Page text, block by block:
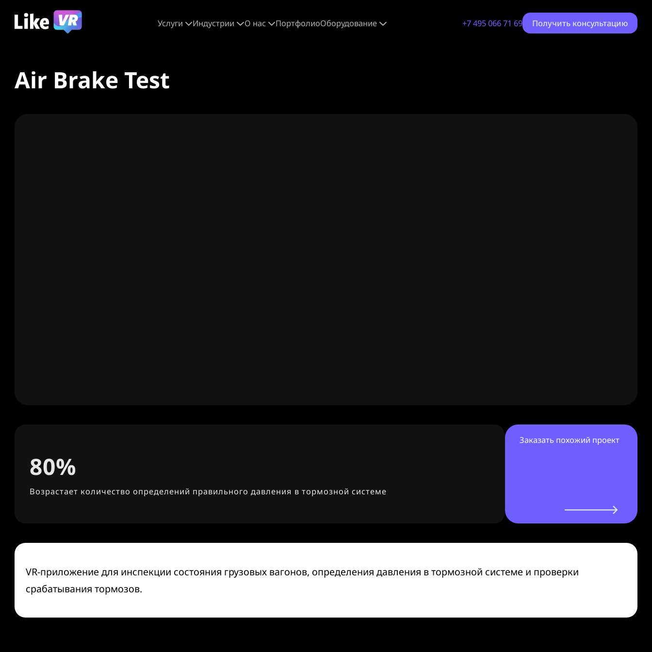
Услуги Индустрии О нас ПортфолиоОборудование +7 495 066 71 69 Получить консультацию
Air Brake Test
80%
Возрастает количество определений правильного давления в тормозной системе
Заказать похожий проект
VR-приложение для инспекции состояния грузовых вагонов, определения давления в тормозной системе и проверки
срабатывания тормозов.